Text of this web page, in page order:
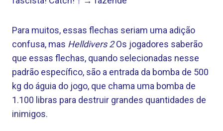
Para muitos, essas flechas seriam uma adição
confusa, mas Helldivers 2Os jogadores saberão
que essas flechas, quando selecionadas nesse
padrão específico, são a entrada da bomba de 500
kg do águia do jogo, que chama uma bomba de
1.100 libras para destruir grandes quantidades de
inimigos.